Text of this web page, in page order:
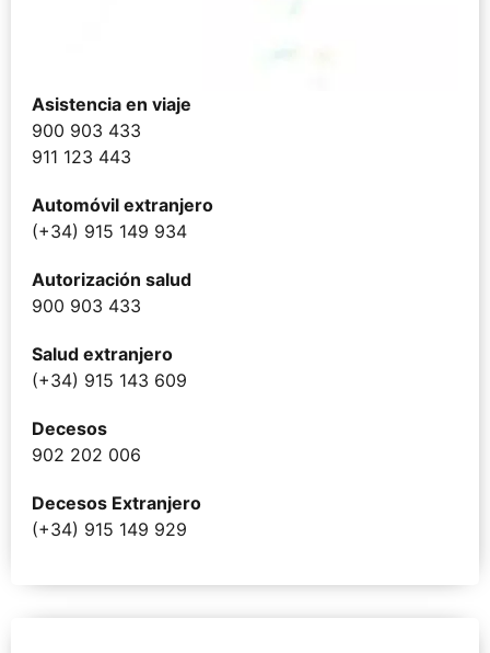
Asistencia en viaje
900 903 433
911 123 443
Automóvil extranjero
(+34) 915 149 934
Autorización salud
900 903 433
Salud extranjero
(+34) 915 143 609
Decesos
902 202 006
Decesos Extranjero
(+34) 915 149 929